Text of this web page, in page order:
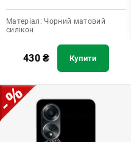
Матеріал: Чорний матовий
силікон
430₴ Купити